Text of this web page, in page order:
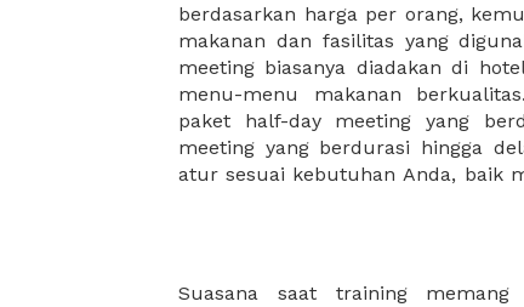
berdasarkan harga per orang,
makanan dan fasilitas yang
meeting biasanya diadakan di
menu-menu makanan
paket half-day meeting yang
meeting yang berdurasi hingga
atur sesuai kebutuhan Anda, baik
meeting besar seperti meeting
meeting di hotel, meeting di
workshop. XWORK memiliki
yang disesuaikan dengan
ribuan saja Anda dapat
Suasana saat training memang
mau bukan jika training